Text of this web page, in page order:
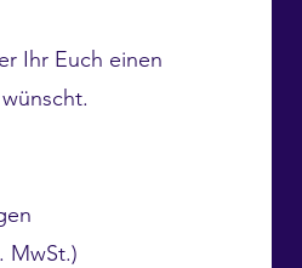
Ihr Euch einen
MwSt.)